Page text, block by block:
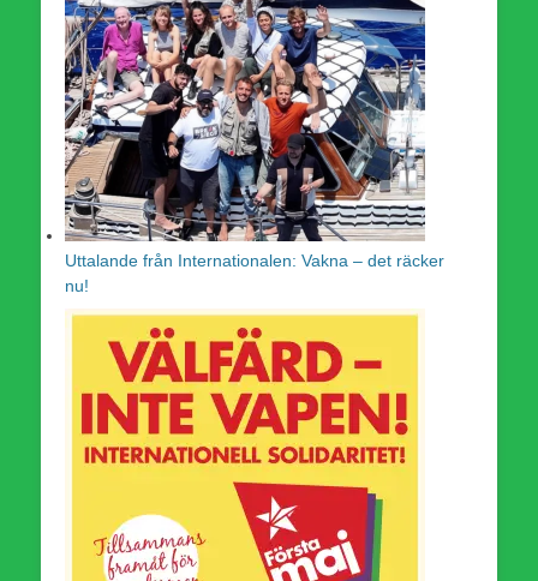
Uttalande från Internationalen: Vakna – det räcker
nu!